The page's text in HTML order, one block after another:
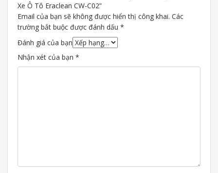
Xe Ô Tô Eraclean CW-C02”
Email của bạn sẽ không được hiển thị công khai. Các
trường bắt buộc được đánh dấu *
Đánh giá của bạn
Nhận xét của bạn *